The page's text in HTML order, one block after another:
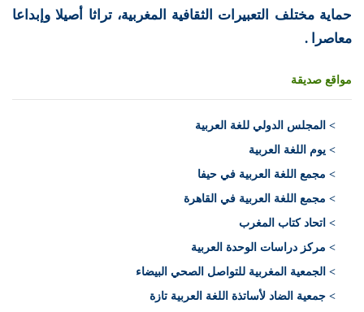
حماية مختلف التعبيرات الثقافية المغربية، تراثا أصيلا وإبداعا
معاصرا .
مواقع صديقة
> المجلس الدولي للغة العربية
> يوم اللغة العربية
> مجمع اللغة العربية في حيفا
> مجمع اللغة العربية في القاهرة
> اتحاد كتاب المغرب
> مركز دراسات الوحدة العربية
> الجمعية المغربية للتواصل الصحي البيضاء
> جمعية الضاد لأساتذة اللغة العربية تازة